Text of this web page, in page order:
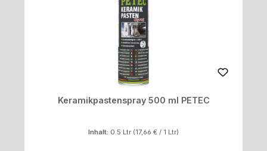
Keramikpastenspray 500 ml PETEC
Inhalt: 0.5 Ltr (17,66 € / 1 Ltr)